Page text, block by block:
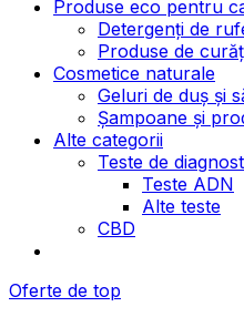
Produse eco pentru
Detergenți de
Produse de
Cosmetice naturale
Geluri de duș și
Șampoane și
Alte categorii
Teste de
Teste ADN
Alte teste
CBD
Oferte de top